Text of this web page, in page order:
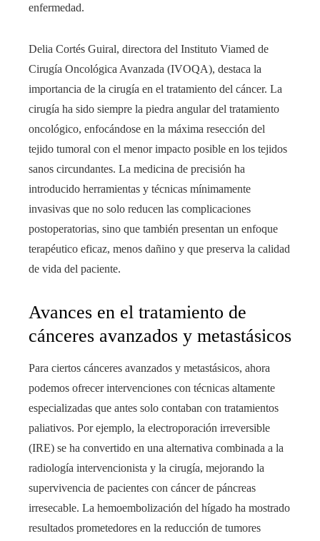
enfermedad.
Delia Cortés Guiral, directora del Instituto Viamed de
Cirugía Oncológica Avanzada (IVOQA), destaca la
importancia de la cirugía en el tratamiento del cáncer. La
cirugía ha sido siempre la piedra angular del tratamiento
oncológico, enfocándose en la máxima resección del
tejido tumoral con el menor impacto posible en los tejidos
sanos circundantes. La medicina de precisión ha
introducido herramientas y técnicas mínimamente
invasivas que no solo reducen las complicaciones
postoperatorias, sino que también presentan un enfoque
terapéutico eficaz, menos dañino y que preserva la calidad
de vida del paciente.
Avances en el tratamiento de
cánceres avanzados y metastásicos
Para ciertos cánceres avanzados y metastásicos, ahora
podemos ofrecer intervenciones con técnicas altamente
especializadas que antes solo contaban con tratamientos
paliativos. Por ejemplo, la electroporación irreversible
(IRE) se ha convertido en una alternativa combinada a la
radiología intervencionista y la cirugía, mejorando la
supervivencia de pacientes con cáncer de páncreas
irresecable. La hemoembolización del hígado ha mostrado
resultados prometedores en la reducción de tumores